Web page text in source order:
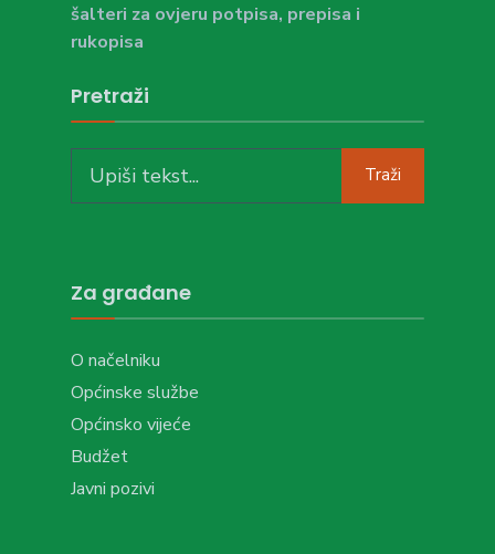
šalteri za ovjeru potpisa, prepisa i
rukopisa
Pretraži
for:
Traži
Za građane
O načelniku
Općinske službe
Općinsko vijeće
Budžet
Javni pozivi